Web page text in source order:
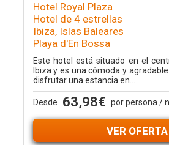
Hotel Royal Plaza
Hotel de 4 estrellas
Ibiza, Islas Baleares
Playa d'En Bossa
Este hotel está situado en el
Ibiza y es una cómoda y
disfrutar una estancia en...
Desde 63,98€ por persona /
VER OFERTA